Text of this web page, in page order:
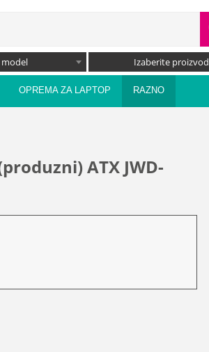
Izaberite proizvod
OPREMA ZA LAPTOP RAZNO
ATX JWD-